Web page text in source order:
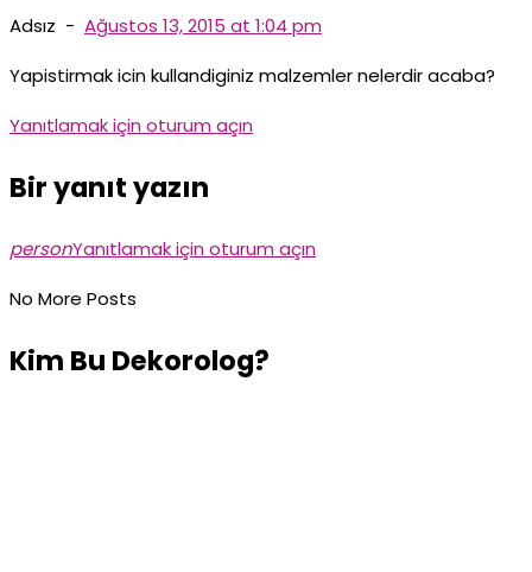
Adsız - Ağustos 13, 2015 at 1:04 pm
Yapistirmak icin kullandiginiz malzemler nelerdir acaba?
Yanıtlamak için oturum açın
Bir yanıt yazın
personYanıtlamak için oturum açın
No More Posts
Kim Bu Dekorolog?